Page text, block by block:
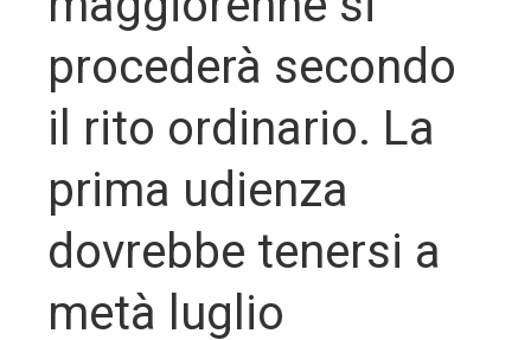
procederà secondo
il rito ordinario. La
prima udienza
dovrebbe tenersi a
metà luglio